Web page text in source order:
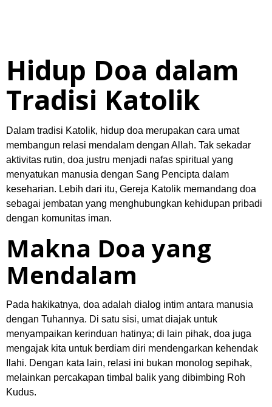
Tradisi Katolik
Dalam tradisi Katolik, hidup doa merupakan cara umat
aktivitas rutin, doa justru menjadi nafas spiritual yang
menyatukan manusia dengan Sang Pencipta dalam
keseharian. Lebih dari itu, Gereja Katolik memandang doa
sebagai jembatan yang menghubungkan kehidupan pribadi
dengan komunitas iman.
Makna Doa yang
Mendalam
Pada hakikatnya, doa adalah dialog intim antara manusia
menyampaikan kerinduan hatinya; di lain pihak, doa juga
mengajak kita untuk berdiam diri mendengarkan kehendak
Ilahi. Dengan kata lain, relasi ini bukan monolog sepihak,
melainkan percakapan timbal balik yang dibimbing Roh
Kudus.
Ragam Bentuk Doa